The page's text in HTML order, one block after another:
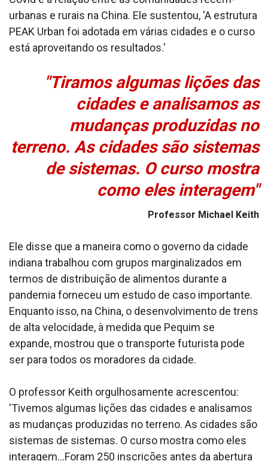
urbanas e rurais na China. Ele sustentou, 'A estrutura
PEAK Urban foi adotada em várias cidades e o curso
está aproveitando os resultados.'
"Tiramos algumas lições das
cidades e analisamos as
mudanças produzidas no
terreno. As cidades são sistemas
de sistemas. O curso mostra
como eles interagem"
Professor Michael Keith
Ele disse que a maneira como o governo da cidade
indiana trabalhou com grupos marginalizados em
termos de distribuição de alimentos durante a
pandemia forneceu um estudo de caso importante.
Enquanto isso, na China, o desenvolvimento de trens
de alta velocidade, à medida que Pequim se
expande, mostrou que o transporte futurista pode
ser para todos os moradores da cidade.
O professor Keith orgulhosamente acrescentou:
'Tivemos algumas lições das cidades e analisamos
as mudanças produzidas no terreno. As cidades são
sistemas de sistemas. O curso mostra como eles
interagem…Foram 250 inscrições antes da abertura